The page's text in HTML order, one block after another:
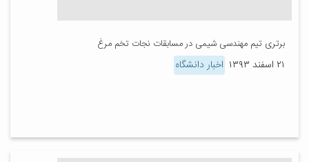
برتری تیم مهندسی شیمی در مسابقات نجات تخم مرغ
۲۱ اسفند ۱۳۹۳ اخبار دانشگاه